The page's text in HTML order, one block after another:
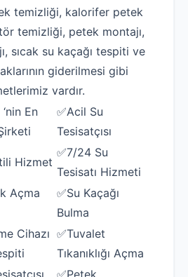
temizliği, kalorifer petek
temizliği, petek montajı,
sıcak su kaçağı tespiti ve
giderilmesi gibi
vardır.
En
✅Acil Su
Tesisatçısı
Hizmet
✅7/24 Su
Tesisatı Hizmeti
Açma
✅Su Kaçağı
Bulma
Cihazı ✅Tuvalet
Tıkanıklığı Açma
✅Petek